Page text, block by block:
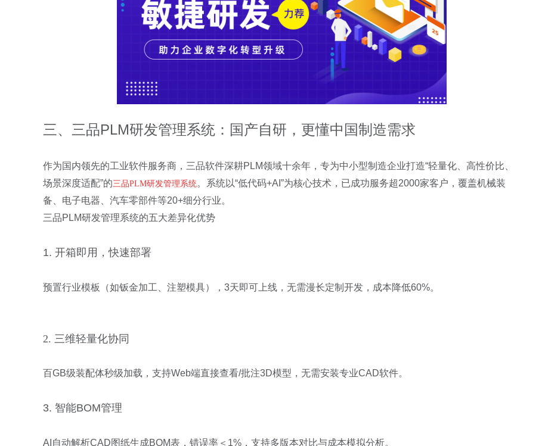
三、三品PLM研发管理系统：国产自研，更懂中国制造需求
作为国内领先的工业软件服务商，三品软件深耕PLM领域十余年，专为中小型制造企业打造“轻量化、高性价比、
场景深度适配”的三品PLM研发管理系统。系统以“低代码+AI ”为核心技术，已成功服务超2000家客户，覆盖机械装
备、电子电器、汽车零部件等20+细分行业。
三品PLM研发管理系统的五大差异化优势
1. 开箱即用，快速部署
预置行业模板（如钣金加工、注塑模具）， 3天即可上线，无需漫长定制开发，成本降低60%。
2. 三维轻量化协同
百GB级装配体秒级加载，支持Web端直接查看/批注3D模型，无需安装专业CAD软件。
3. 智能BOM管理
AI 自动解析CAD图纸生成BOM表，错误率＜ 1% ，支持多版本对比与成本模拟分析。